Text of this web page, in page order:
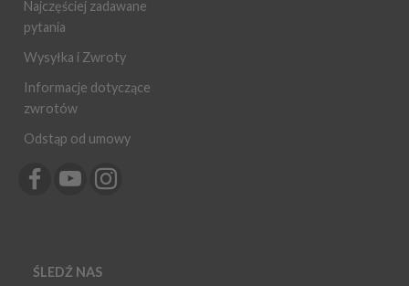
Najczęściej zadawane
pytania
Wysyłka i Zwroty
Informacje dotyczące
zwrotów
Odstąp od umowy
ŚLEDŹ NAS